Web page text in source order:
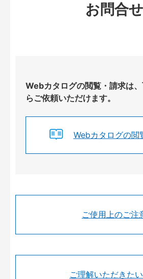
お問合せ
Webカタログの閲覧・請求は
らご依頼いただけます。
Webカタログの閲
ご使用上のご注
ご理解いただきた